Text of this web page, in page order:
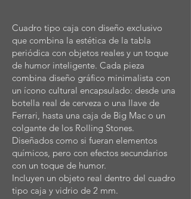
Cuadro tipo caja con diseño exclusivo
que combina la estética de la tabla
periódica con objetos reales y un toque
de humor inteligente. Cada pieza
combina diseño gráfico minimalista con
un ícono cultural encapsulado: desde una
botella real de cerveza o una llave de
Ferrari, hasta una caja de Big Mac o un
colgante de los Rolling Stones.
Diseñados como si fueran elementos
químicos, pero con efectos secundarios
con un toque de humor.
Incluyen un objeto real dentro del cuadro
tipo caja y vidrio de 2 mm.